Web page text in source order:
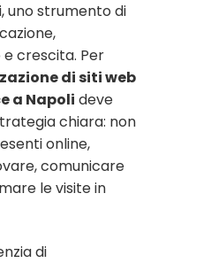
uno strumento di
crescita. Per
di siti web
a Napoli deve
chiara: non
online,
comunicare
le visite in
di